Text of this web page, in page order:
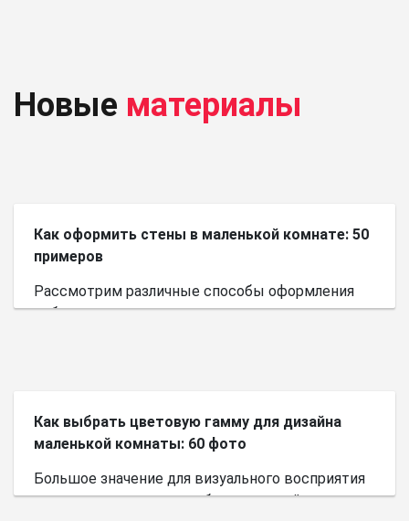
Новые материалы
Как оформить стены в маленькой комнате: 50
примеров
Рассмотрим различные способы оформления
небольшого пространства.
Как выбрать цветовую гамму для дизайна
маленькой комнаты: 60 фото
Большое значение для визуального восприятия
пространства имеет выбор цветовой палитры.